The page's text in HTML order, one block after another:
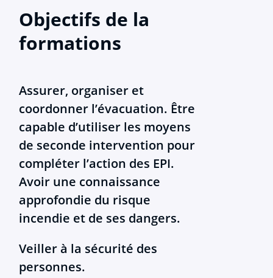
Objectifs de la
formations
Assurer, organiser et
coordonner l’évacuation. Être
capable d’utiliser les moyens
de seconde intervention pour
compléter l’action des EPI.
Avoir une connaissance
approfondie du risque
incendie et de ses dangers.
Veiller à la sécurité des
personnes.